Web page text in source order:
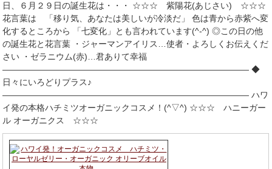
日、６月２９日の誕生花は・・・ ☆☆☆ 紫陽花(あじさい) ☆☆☆
花言葉は 「移り気、あなたは美しいが冷淡だ」 色は青から赤紫へ変
化するところから 「七変化」とも言われています(^-^) ◎この日の他
の誕生花と花言葉 ・ジャーマンアイリス…使者・よろしくお伝えくだ
さい ・ゼラニウム(赤)…君ありて幸福
――――――――――――――――――――――――――――― ◆
日々にいろどりプラス♪
――――――――――――――――――――――――――――― ハワ
イ発の本格ハチミツオーガニックコスメ！(^▽^) ☆☆☆ ハニーガー
ル オーガニクス ☆☆☆